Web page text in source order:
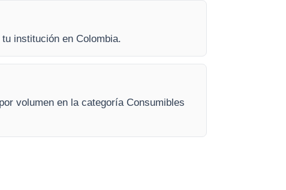
institución en Colombia.
volumen en la categoría Consumibles